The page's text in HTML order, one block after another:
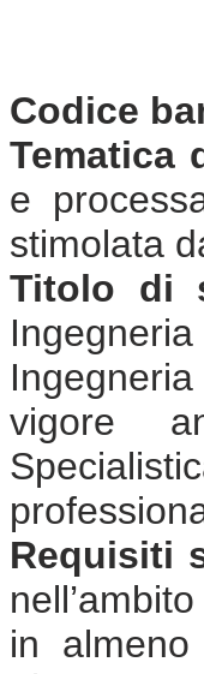
Codice
Tematica
e
stimolata
Titolo di
vigore
Requisiti
in